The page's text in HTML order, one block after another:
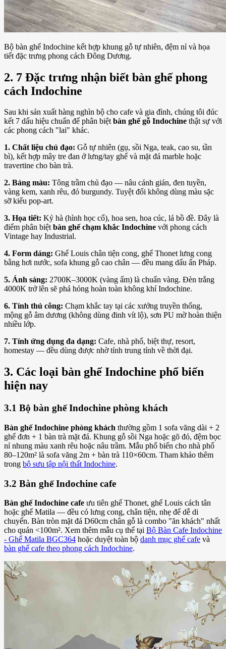
Bộ bàn ghế Indochine kết hợp khung gỗ tự nhiên, đệm nỉ và họa
tiết đặc trưng phong cách Đông Dương.
2. 7 Đặc trưng nhận biết bàn ghế phong
cách Indochine
Sau khi sản xuất hàng nghìn bộ cho cafe và gia đình, chúng tôi đúc
kết 7 dấu hiệu chuẩn để phân biệtbàn ghế gỗ Indochine thật sự với
các phong cách "lai" khác.
1. Chất liệu chủ đạo: Gỗ tự nhiên (gụ, sồi Nga, teak, cao su, tần
bì), kết hợp mây tre đan ở lưng/tay ghế và mặt đá marble hoặc
travertine cho bàn trà.
2. Bảng màu: Tông trầm chủ đạo — nâu cánh gián, đen tuyền,
vàng kem, xanh rêu, đỏ burgundy. Tuyệt đối không dùng màu sặc
sỡ kiểu pop-art.
3. Họa tiết: Kỷ hà (hình học cổ), hoa sen, hoa cúc, lá bồ đề. Đây là
điểm phân biệtbàn ghế chạm khắc Indochine với phong cách
Vintage hay Industrial.
4. Form dáng: Ghế Louis chân tiện cong, ghế Thonet lưng cong
bằng hơi nước, sofa khung gỗ cao chân — đều mang dấu ấn Pháp.
5. Ánh sáng: 2700K–3000K (vàng ấm) là chuẩn vàng. Đèn trắng
4000K trở lên sẽ phá hỏng hoàn toàn không khí Indochine.
6. Tính thủ công: Chạm khắc tay tại các xưởng truyền thống,
mộng gỗ âm dương (không dùng đinh vít lộ), sơn PU mờ hoàn thiện
nhiều lớp.
7. Tính ứng dụng đa dạng: Cafe, nhà phố, biệt thự, resort,
homestay — đều dùng được nhờ tính trung tính về thời đại.
3. Các loại bàn ghế Indochine phổ biến
hiện nay
3.1 Bộ bàn ghế Indochine phòng khách
Bàn ghế Indochine phòng khách thường gồm 1 sofa văng dài + 2
ghế đơn + 1 bàn trà mặt đá. Khung gỗ sồi Nga hoặc gõ đỏ, đệm bọc
nỉ nhung màu xanh rêu hoặc nâu trầm. Mẫu phổ biến cho nhà phố
80–120m² là sofa văng 2m + bàn trà 110×60cm. Tham khảo thêm
trong bộ sưu tập nội thất Indochine.
3.2 Bàn ghế Indochine cafe
Bàn ghế Indochine cafe ưu tiên ghế Thonet, ghế Louis cách tân
hoặc ghế Matila — đều có lưng cong, chân tiện, nhẹ để dễ di
chuyển. Bàn tròn mặt đá D60cm chân gỗ là combo "ăn khách" nhất
cho quán <100m². Xem thêm mẫu cụ thể tại Bộ Bàn Cafe Indochine
- Ghế Matila BGC364 hoặc duyệt toàn bộ danh mục ghế cafe và
bàn ghế cafe theo phong cách Indochine.